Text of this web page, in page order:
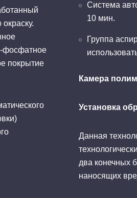
фосфатное
покрытие
Система
10 мин.
Группа
Камера
Установка
Данная
два конечных
наносящих